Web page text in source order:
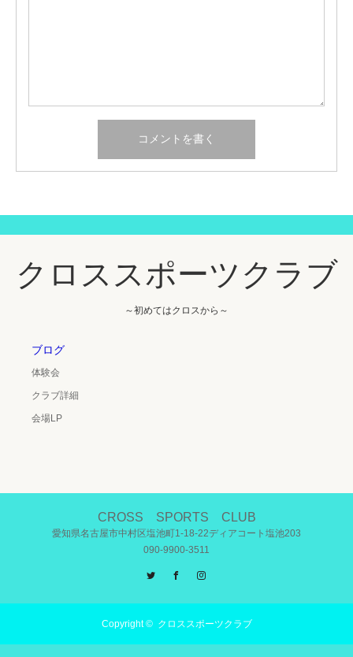
クロススポーツクラブ
～初めてはクロスから～
ブログ
体験会
クラブ詳細
会場LP
CROSS SPORTS CLUB
愛知県名古屋市中村区塩池町1-18-22ディアコート塩池203
090-9900-3511
Twitter
Facebook
Copyright © クロススポーツクラブ